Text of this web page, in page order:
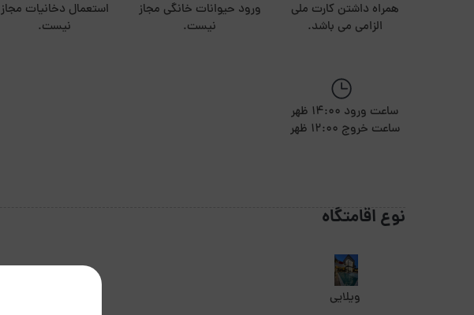
همراه داشتن کارت ملی
الزامی می باشد.
ورود حیوانات خانگی مجاز
نیست.
استعمال دخانیات مجاز
نیست.
ساعت ورود 14:00 ظهر
ساعت خروج 12:00 ظهر
نوع اقامتگاه
ویلایی